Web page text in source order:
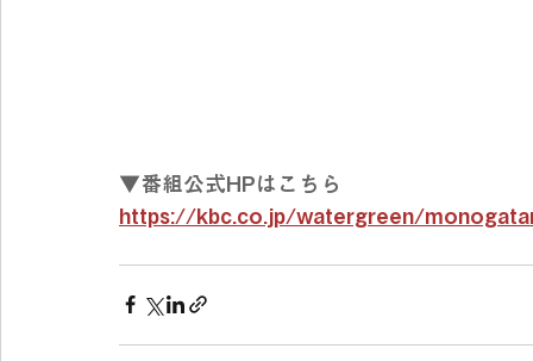
▼番組公式HPはこちら
https://kbc.co.jp/watergreen/